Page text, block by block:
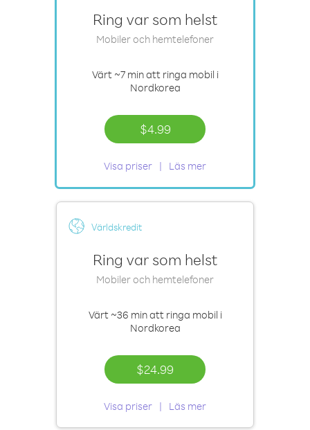
Ring var som helst
Mobiler och hemtelefoner
Värt ~7 minatt ringa mobil i
Nordkorea
$4.99
Visa priser Läs mer
Världskredit
Ring var som helst
Mobiler och hemtelefoner
Värt ~36 minatt ringa mobil i
Nordkorea
$24.99
Visa priser Läs mer